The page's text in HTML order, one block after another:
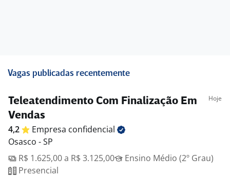
Vagas publicadas recentemente
Teleatendimento Com Finalização Em
Vendas
Hoje
4,2 Empresa confidencial
Osasco - SP
R$ 1.625,00 a R$ 3.125,00
Ensino Médio (2º Grau)
Presencial